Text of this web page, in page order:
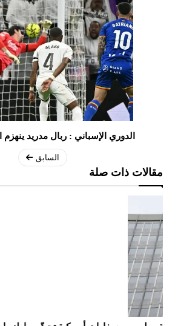
الدوري الإسباني : ربال مدريد ينهزم
السابق
مقالات ذات صلة